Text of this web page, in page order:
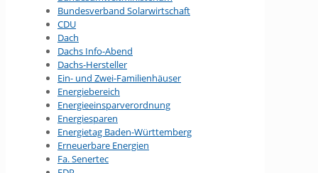
Bundesverband Solarwirtschaft
CDU
Dach
Dachs Info-Abend
Dachs-Hersteller
Ein- und Zwei-Familienhäuser
Energiebereich
Energieeinsparverordnung
Energiesparen
Energietag Baden-Württemberg
Erneuerbare Energien
Fa. Senertec